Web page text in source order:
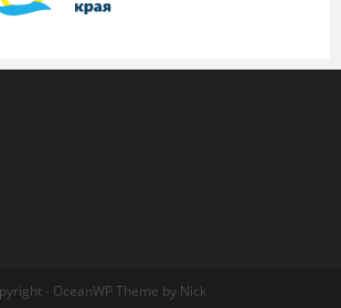
- OceanWP Theme by Nick